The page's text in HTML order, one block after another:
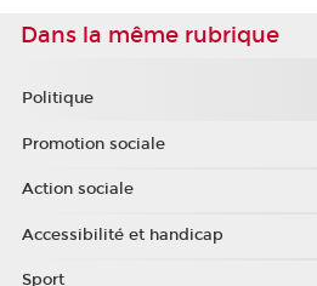
Dans la même rubrique
Politique
Promotion sociale
Action sociale
Accessibilité et handicap
Sport